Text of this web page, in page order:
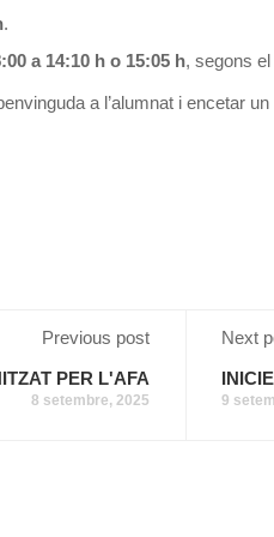
.
a 14:10 h o 15:05 h, segons
a l’alumnat i encetar
Previous post
PER L'AFA
8 setembre, 2025
Next
9